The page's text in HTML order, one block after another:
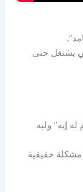
يشتغل حتى
بتقدّم له إيه” وليه
مشكلة حقيقية